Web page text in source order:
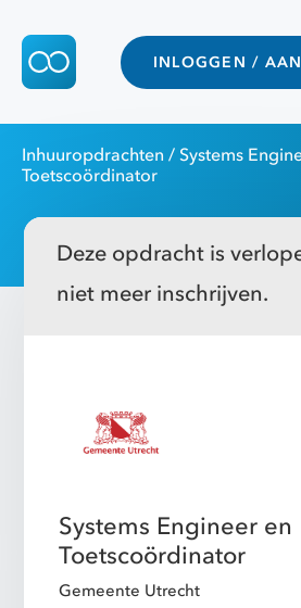
INLOGGEN /
Inhuuropdrachten / Systems
Toetscoördinator
Deze opdracht is
niet meer inschrijven.
Systems Engineer en
Toetscoördinator
Gemeente Utrecht